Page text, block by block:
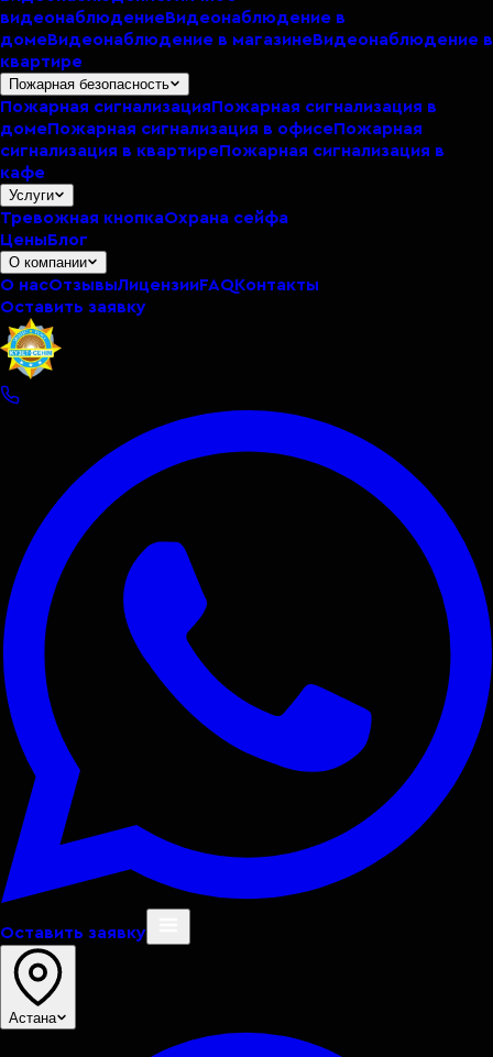
видеонаблюдениеВидеонаблюдение в
домеВидеонаблюдение в магазинеВидеонаблюдение в
квартире
Пожарная безопасность
Пожарная сигнализацияПожарная сигнализация в
домеПожарная сигнализация в офисеПожарная
сигнализация в квартиреПожарная сигнализация в
кафе
Услуги
Тревожная кнопкаОхрана сейфа
ЦеныБлог
О компании
О насОтзывыЛицензииFAQКонтакты
Оставить заявку
Оставить заявку
Астана